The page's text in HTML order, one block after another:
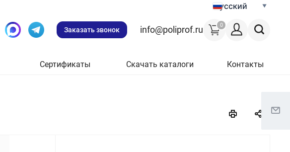
Русский
0
Заказать звонок info@poliprof.ru
Сертификаты Скачать каталоги Контакты